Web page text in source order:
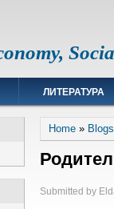
ЛИТЕРАТУРА
Home Blogs
Submitted by